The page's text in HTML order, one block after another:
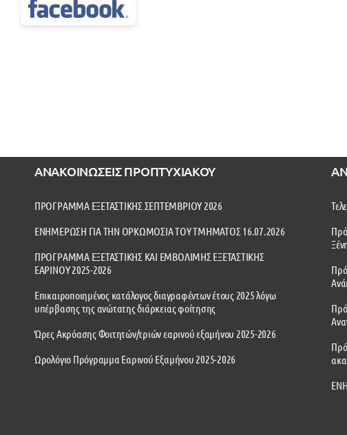
ΑΝΑΚΟΙΝΩΣΕΙΣ ΠΡΟΠΤΥΧΙΑΚΟΥ
ΠΡΟΓΡΑΜΜΑ ΕΞΕΤΑΣΤΙΚΗΣ ΣΕΠΤΕΜΒΡΙΟΥ 2026
ΕΝΗΜΕΡΩΣΗ ΓΙΑ ΤΗΝ ΟΡΚΩΜΟΣΙΑ ΤΟΥ ΤΜΗΜΑΤΟΣ 16.07.2026
ΠΡΟΓΡΑΜΜΑ ΕΞΕΤΑΣΤΙΚΗΣ ΚΑΙ ΕΜΒΟΛΙΜΗΣ ΕΞΕΤΑΣΤΙΚΗΣ
ΕΑΡΙΝΟΥ 2025-2026
Επικαιροποιημένος κατάλογος διαγραφέντων έτους 2025 λόγω
υπέρβασης της ανώτατης διάρκειας φοίτησης
Ώρες Ακρόασης Φοιτητών/τριών εαρινού εξαμήνου 2025-2026
Ωρολόγιο Πρόγραμμα Εαρινού Εξαμήνου 2025-2026